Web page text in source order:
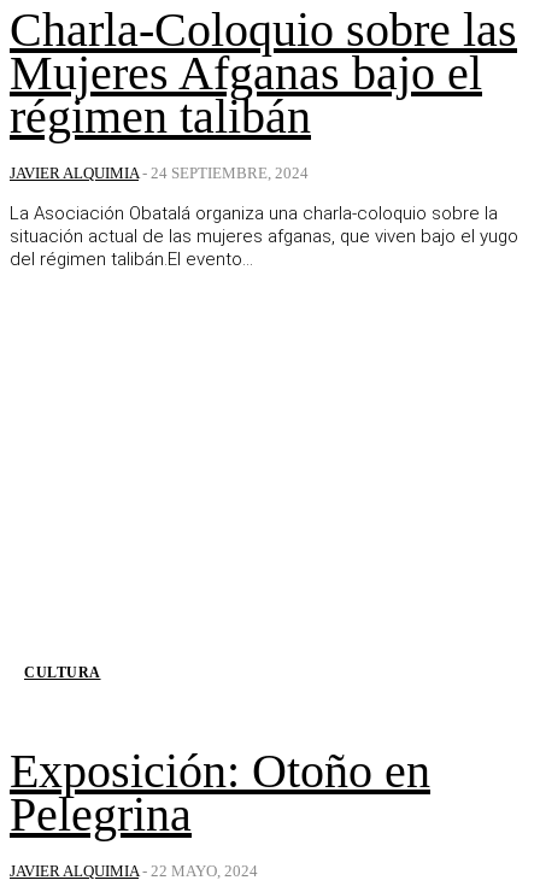
Charla-Coloquio sobre las
Mujeres Afganas bajo el
régimen talibán
JAVIER ALQUIMIA - 24 SEPTIEMBRE, 2024
La Asociación Obatalá organiza una charla-coloquio sobre la
situación actual de las mujeres afganas, que viven bajo el yugo
del régimen talibán.El evento...
CULTURA
Exposición: Otoño en
Pelegrina
JAVIER ALQUIMIA - 22 MAYO, 2024